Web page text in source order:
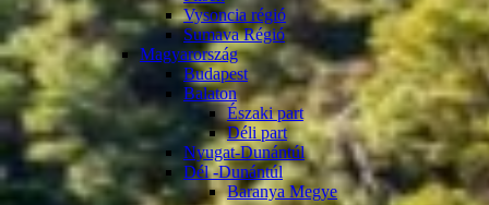
Vysoncia régió
Sumava Régió
Magyarország
Budapest
Balaton
Északi part
Déli part
Nyugat-Dunántúl
Dél -Dunántúl
Baranya Megye